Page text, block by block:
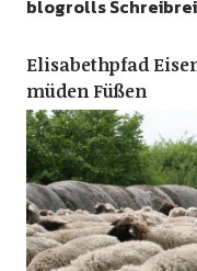
blogrolls
Elisabethpfad
müden Füßen